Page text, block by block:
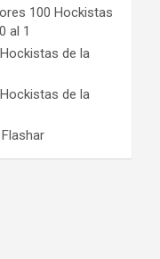
100 Hockistas
al 1
de la
de la